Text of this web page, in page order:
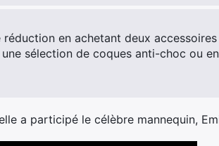
réduction en achetant deux
une sélection de coques anti-choc ou
a participé le célèbre mannequin,